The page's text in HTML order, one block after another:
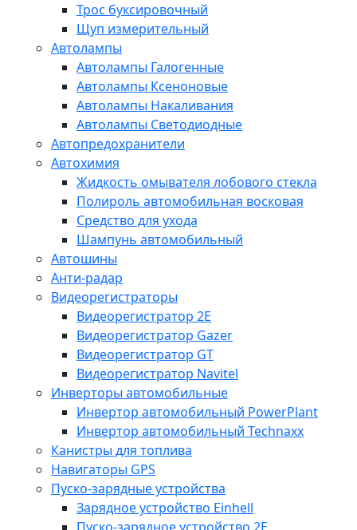
Трос буксировочный
Щуп измерительный
Автолампы
Автолампы Галогенные
Автолампы Ксеноновые
Автолампы Накаливания
Автолампы Светодиодные
Автопредохранители
Автохимия
Жидкость омывателя лобового стекла
Полироль автомобильная восковая
Средство для ухода
Шампунь автомобильный
Автошины
Анти-радар
Видеорегистраторы
Видеорегистратор 2E
Видеорегистратор Gazer
Видеорегистратор GT
Видеорегистратор Navitel
Инверторы автомобильные
Инвертор автомобильный PowerPlant
Инвертор автомобильный Technaxx
Канистры для топлива
Навигаторы GPS
Пуско-зарядные устройства
Зарядное устройство Einhell